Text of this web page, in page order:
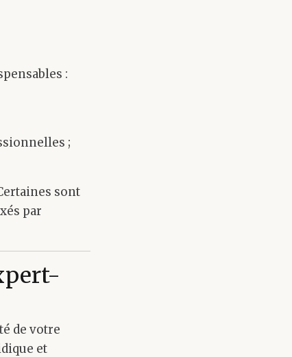
:
;
sont
par
de votre
et